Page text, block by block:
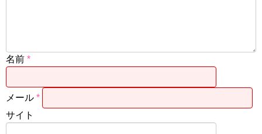
名前 *
メール *
サイト